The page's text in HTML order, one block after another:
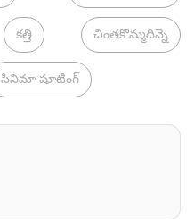
కత్తి చింతకొమ్మదిన్నె
సినిమా షూటింగ్